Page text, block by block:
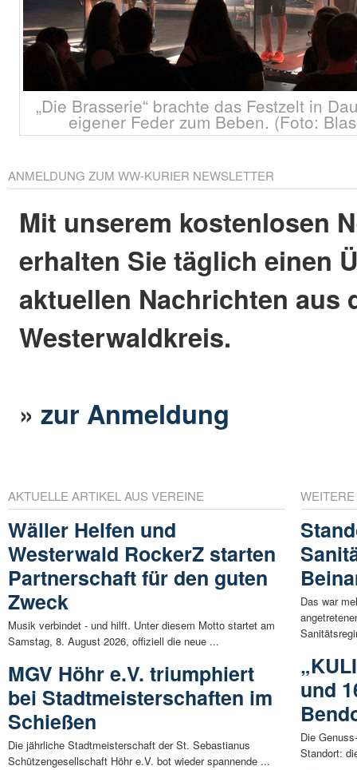
„Die Brasserie“ brachte das Festzelt in
eigener Feder zum Beben. (Foto:
ANMELDUNG ZUM WW-KURIER NEWSLETTER
Mit unserem kostenlosen
erhalten Sie täglich einen
aktuellen Nachrichten aus
Westerwaldkreis.
»zur Anmeldung
AKTUELLE ARTIKEL AUS VEREINE
Wäller Helfen und
Westerwald RockerZ starten
Partnerschaft für den guten
Zweck
Musik verbindet - und hilft. Unter diesem Motto startet am
Samstag, 8. August 2026, offiziell die neue ...
MGV Höhr e.V. triumphiert
bei Stadtmeisterschaften im
Schießen
Die jährliche Stadtmeisterschaft der St. Sebastianus
Schützengesellschaft Höhr e.V. bot wieder spannende ...
Das war
und
Die
Standort: